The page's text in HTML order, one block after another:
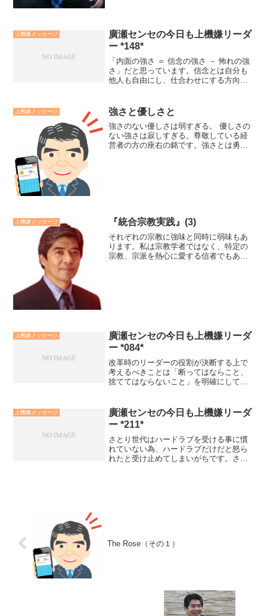
上機嫌メッセージ
廣瀬センセの今日も上機嫌リーダ
ー *148*
「内面の強さ ＝ 信念の強さ － 怖れの強
さ」だと思っています。信念とは自分も
他人も自由にし、仕合わせにする方向に
固定観念は自分も他人も制限し不仕合わ
せにする方向に向か...
上機嫌メッセージ 強さと優しさと
強さのない優しさは弱すぎる。 優しさの
ない強さは寂しすぎる。尊敬している経
営者の方の座右の銘です。強さとは勇
上機嫌メッセージ 『統合宗教実践』(3)
それぞれの宗教に強味と同時に弱味もあ
ります。私は宗教学者ではなく、特定の
宗教、宗派を熱心に愛する信者でもあり
上機嫌メッセージ
廣瀬センセの今日も上機嫌リーダ
ー *084*
改革時のリーダーの役割が決断する上で
考えるべきことは「断ってはならこと、
捨ててはならないこと」を明確にしてい
とでもあります。以前、小泉元首相が
「リーダーは孤独に耐えねば...
上機嫌メッセージ
廣瀬センセの今日も上機嫌リーダ
ー *211*
さとり世代はハードラブを受ける事に慣
れていない為、ハードラブだけだと怒ら
れたと受け止めてしまいがちです。さと
The Rose（その１）